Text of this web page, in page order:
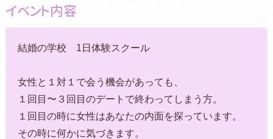
イベント内容
結婚の学校 1日体験スクール
女性と１対１で会う機会があっても、
１回目〜３回目のデートで終わってしまう方。
１回目の時に女性はあなたの内面を探っています。
その時に何かに気づきます。